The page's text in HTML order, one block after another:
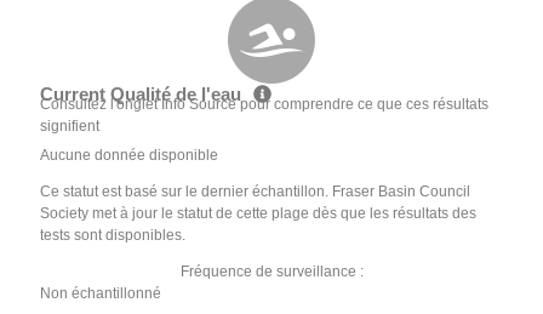
Current Qualité de l'eau
Consultez l'onglet Info Source pour comprendre ce que ces résultats
signifient
Aucune donnée disponible
Ce statut est basé sur le dernier échantillon. Fraser Basin Council
Society met à jour le statut de cette plage dès que les résultats des
tests sont disponibles.
Fréquence de surveillance :
Non échantillonné